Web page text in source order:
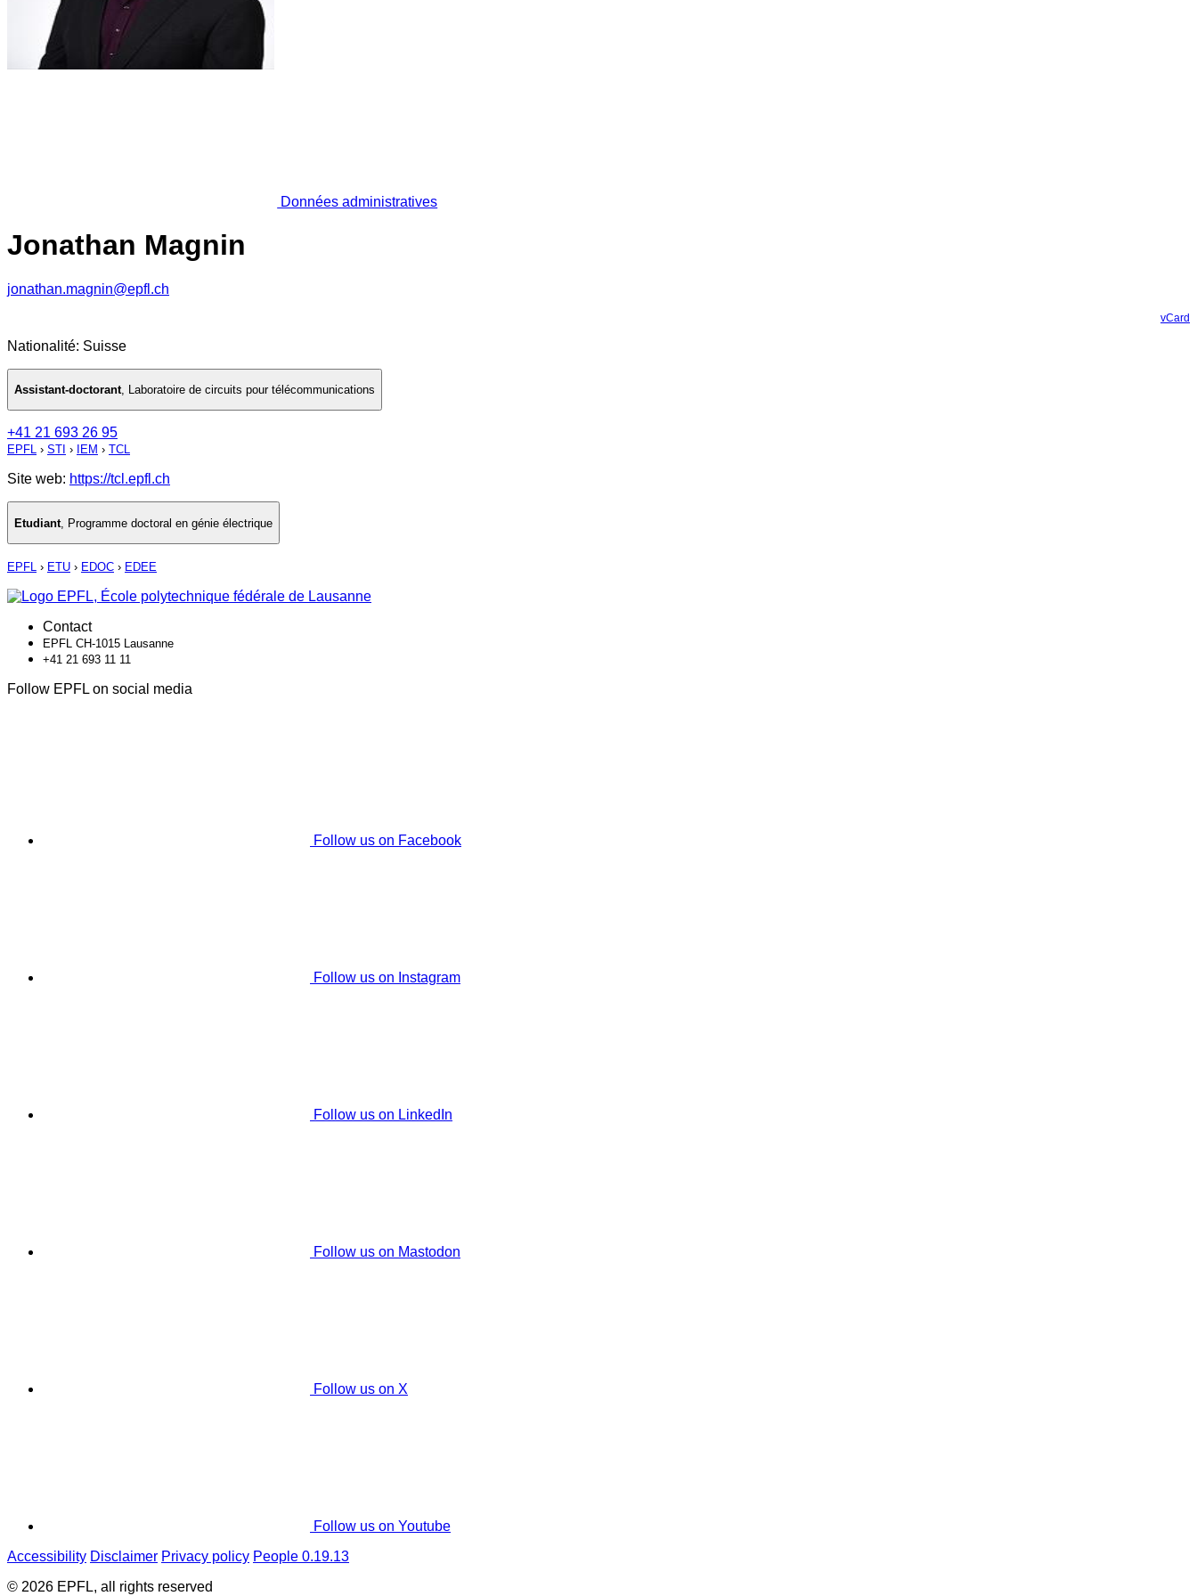
Données administratives
Jonathan Magnin
jonathan.magnin@epfl.ch
vCard
Nationalité: Suisse
Assistant-doctorant, Laboratoire de circuits pour télécommunications
+41 21 693 26 95
EPFL › STI › IEM › TCL
Site web: https://tcl.epfl.ch
Etudiant Programme doctoral en génie électrique
EPFL › ETU › EDOC › EDEE
Contact
EPFL CH-1015 Lausanne
+41 21 693 11 11
Follow EPFL on social media
Follow us on Facebook
Follow us on Instagram
Follow us on LinkedIn
Follow us on Mastodon
Follow us on X
Follow us on Youtube
Accessibility Disclaimer Privacy policy People 0.19.13
© 2026 EPFL, all rights reserved